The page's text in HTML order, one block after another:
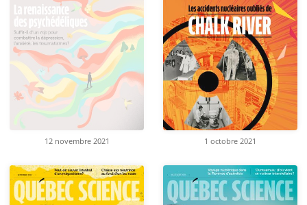
12 novembre 2021 1 octobre 2021